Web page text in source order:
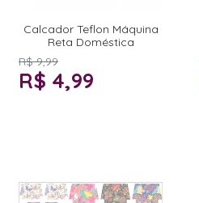
Calcador Teflon Máquina
Reta Doméstica
R$ 9,99
R$ 4,99